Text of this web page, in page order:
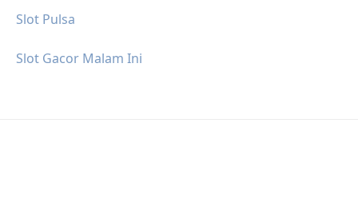
Slot Pulsa
Slot Gacor Malam Ini